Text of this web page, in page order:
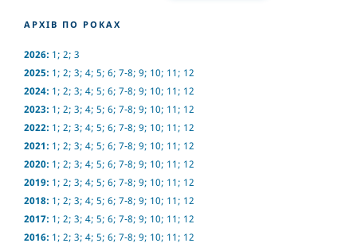
АРХІВ ПО РОКАХ
2026: 1; 2; 3
2025: 1; 2; 3; 4; 5; 6; 7-8; 9; 10; 11; 12
2024: 1; 2; 3; 4; 5; 6; 7-8; 9; 10; 11; 12
2023: 1; 2; 3; 4; 5; 6; 7-8; 9; 10; 11; 12
2022: 1; 2; 3; 4; 5; 6; 7-8; 9; 10; 11; 12
2021: 1; 2; 3; 4; 5; 6; 7-8; 9; 10; 11; 12
2020: 1; 2; 3; 4; 5; 6; 7-8; 9; 10; 11; 12
2019: 1; 2; 3; 4; 5; 6; 7-8; 9; 10; 11; 12
2018: 1; 2; 3; 4; 5; 6; 7-8; 9; 10; 11; 12
2017: 1; 2; 3; 4; 5; 6; 7-8; 9; 10; 11; 12
2016: 1; 2; 3; 4; 5; 6; 7-8; 9; 10; 11; 12